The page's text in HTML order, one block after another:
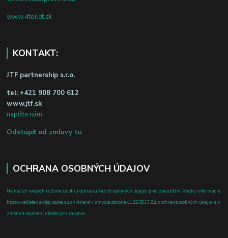
www.4toilet.sk
KONTAKT:
JTF partnership s.r.o.
tel: +421 908 700 612
www.jtf.sk
napíšte nám
Odstúpiť od zmluvy tu
OCHRANA OSOBNÝCH ÚDAJOV
Na našich weboch ručíme za plnú ochranu Vašich osobných údajov pred zneužitím. Všetky informácie,
ktoré uvediete o svojej osobe, sú chránené v zmysle zákona č.122/2013 Z.z. o ochrane osobných údajov a o
zmene a doplnení niektorých zákonov.